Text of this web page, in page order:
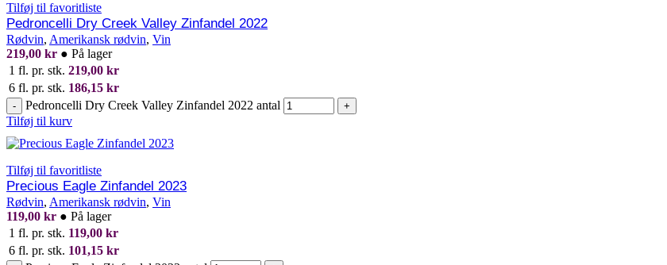
Tilføj til favoritliste
Pedroncelli Dry Creek Valley Zinfandel 2022
Rødvin, Amerikansk rødvin, Vin
219,00 kr ● På lager
1 fl. pr. stk. 219,00 kr
6 fl. pr. stk. 186,15 kr
- Pedroncelli Dry Creek Valley Zinfandel 2022 antal +
Tilføj til kurv
Tilføj til favoritliste
Precious Eagle Zinfandel 2023
Rødvin, Amerikansk rødvin, Vin
119,00 kr ● På lager
1 fl. pr. stk. 119,00 kr
6 fl. pr. stk. 101,15 kr